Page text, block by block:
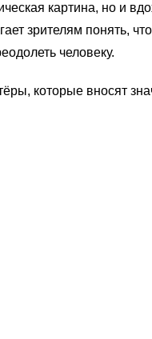
картина, но и
зрителям понять,
человеку.
которые вносят